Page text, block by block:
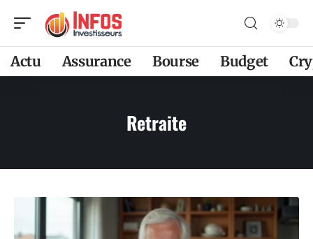
Actu Assurance Bourse Budget
Retraite